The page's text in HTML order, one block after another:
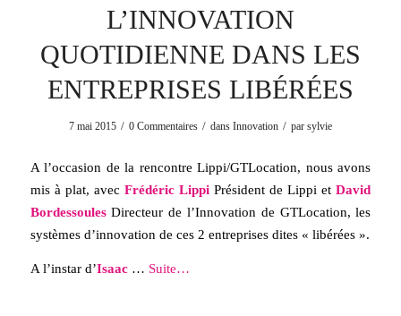
L’INNOVATION
QUOTIDIENNE DANS LES
ENTREPRISES LIBÉRÉES
7 mai 2015 / 0 Commentaires / dans Innovation / par sylvie
A l’occasion de la rencontre Lippi/GTLocation, nous avons
mis à plat, avec Frédéric Lippi Président de Lippi etDavid
BordessoulesDirecteur de l’Innovation de GTLocation, les
systèmes d’innovation de ces 2 entreprises dites « libérées ».
A l’instar d’Isaac … Suite…